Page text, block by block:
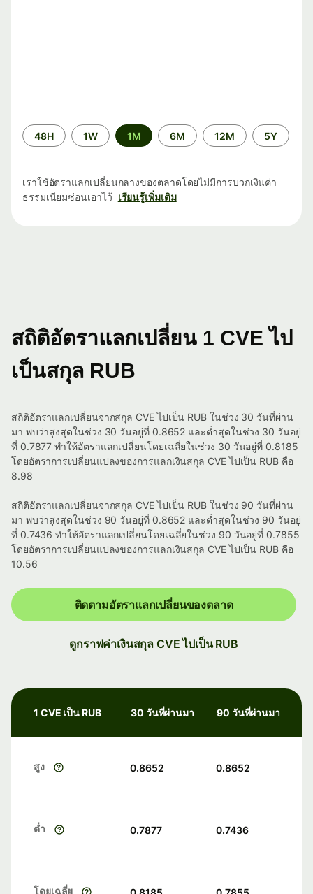
ระยะ
เวลา
48H 1W 1M 6M 12M 5Y
เราใช้อัตราแลกเปลี่ยนกลางของตลาดโดยไม่มีการบวกเงินค่า
ธรรมเนียมซ่อนเอาไว้ เรียนรู้เพิ่มเติม
สถิติอัตราแลกเปลี่ยน 1 CVE ไป
เป็นสกุล RUB
สถิติอัตราแลกเปลี่ยนจากสกุล CVE ไปเป็น RUB ในช่วง 30 วันที่ผ่าน
มา พบว่าสูงสุดในช่วง 30 วันอยู่ที่ 0.8652 และต่ำสุดในช่วง 30 วันอยู่
ที่ 0.7877 ทำให้อัตราแลกเปลี่ยนโดยเฉลี่ยในช่วง 30 วันอยู่ที่ 0.8185
โดยอัตราการเปลี่ยนแปลงของการแลกเงินสกุล CVE ไปเป็น RUB คือ
8.98
สถิติอัตราแลกเปลี่ยนจากสกุล CVE ไปเป็น RUB ในช่วง 90 วันที่ผ่าน
มา พบว่าสูงสุดในช่วง 90 วันอยู่ที่ 0.8652 และต่ำสุดในช่วง 90 วันอยู่
ที่ 0.7436 ทำให้อัตราแลกเปลี่ยนโดยเฉลี่ยในช่วง 90 วันอยู่ที่ 0.7855
โดยอัตราการเปลี่ยนแปลงของการแลกเงินสกุล CVE ไปเป็น RUB คือ
10.56
ติดตามอัตราแลกเปลี่ยนของตลาด
ดูกราฟค่าเงินสกุล CVE ไปเป็น RUB
1 CVE เป็น RUB 30 วันที่ผ่านมา 90 วันที่ผ่านมา
สูง 0.8652 0.8652
ต่ำ 0.7877 0.7436
โดยเฉลี่ย